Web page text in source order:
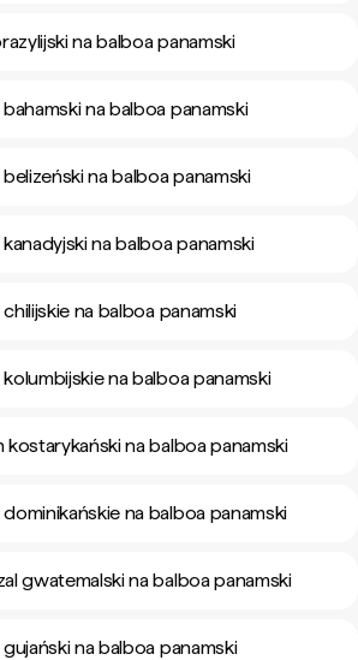
na balboa panamski
na balboa panamski
na balboa panamski
na balboa panamski
na balboa panamski
na balboa panamski
na balboa panamski
na balboa panamski
gwatemalski na balboa panamski
na balboa panamski